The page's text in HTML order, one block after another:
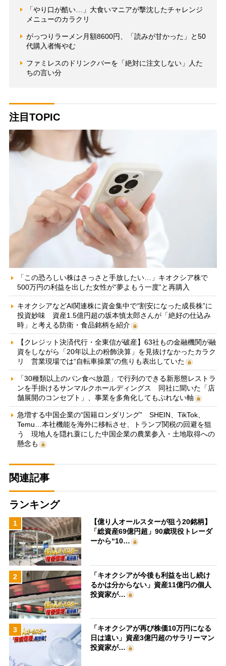
「やり口が酷い…」大食いマニアが撃沈したチャレンジ
メニューのカラクリ
がっつりラーメン月額8600円、「読みが甘かった」と50
代購入者悔やむ
ファミレスのドリンクバーを「絶対に注文しない」人た
ちの言い分
注目TOPIC
「この恐ろしい株はさっさと手放したい…」キオクシア株で
500万円の利益を出した女性が“夢よもう一度”と再購入
キオクシアなどAI関連株に資金集中で“割安になった成長株”に
投資妙味 資産1.5億円超の坂本慎太郎さんが「絶好の仕込み
時」と考える防衛・食品銘柄を紹介
【クレジット決済代行・全東信が破産】63社もの金融機関が融
資をしながら「20年以上の粉飾決算」を見抜けなかったカラク
リ 営業現場では“自転車操業”の焦りも表出していた
「30種類以上のパン食べ放題」で行列のできる新形態レストラ
ンを手掛けるサンマルクホールディングス 同社に聞いた「店
舗展開のコンセプト」、事業を多角化してもぶれない軸
急増する中国企業の“国籍ロンダリング” SHEIN、TikTok、
Temu…本社機能を海外に移転させ、トランプ関税の回避を狙
う 現地人を隠れ蓑にした中国企業の農業参入・土地取得への
懸念も
関連記事
ランキング
1
【億り人オールスターが狙う20銘柄】
「総資産69億円超」90歳現役トレーダ
ーから“10…
2
「キオクシアが今後も利益を出し続け
るかは分からない」資産11億円の個人
投資家が…
3
「キオクシアが再び株価10万円になる
日は遠い」資産3億円超のサラリーマン
投資家が…